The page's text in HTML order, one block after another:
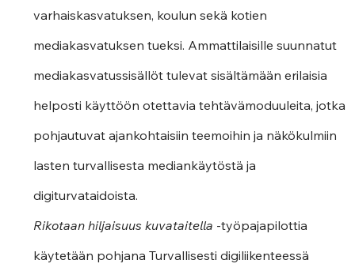
varhaiskasvatuksen, koulun sekä kotien
mediakasvatuksen tueksi. Ammattilaisille suunnatut
mediakasvatussisällöt tulevat sisältämään erilaisia
helposti käyttöön otettavia tehtävämoduuleita, jotka
pohjautuvat ajankohtaisiin teemoihin ja näkökulmiin
lasten turvallisesta mediankäytöstä ja
digiturvataidoista.
Rikotaan hiljaisuus kuvataitella -työpajapilottia
käytetään pohjana Turvallisesti digiliikenteessä